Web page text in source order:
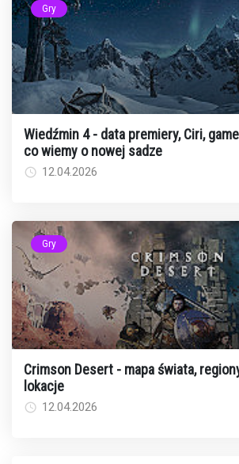
Gry
Wiedźmin 4 - data premiery, Ciri,
co wiemy o nowej sadze
12.04.2026
Gry
Crimson Desert - mapa świata,
lokacje
12.04.2026